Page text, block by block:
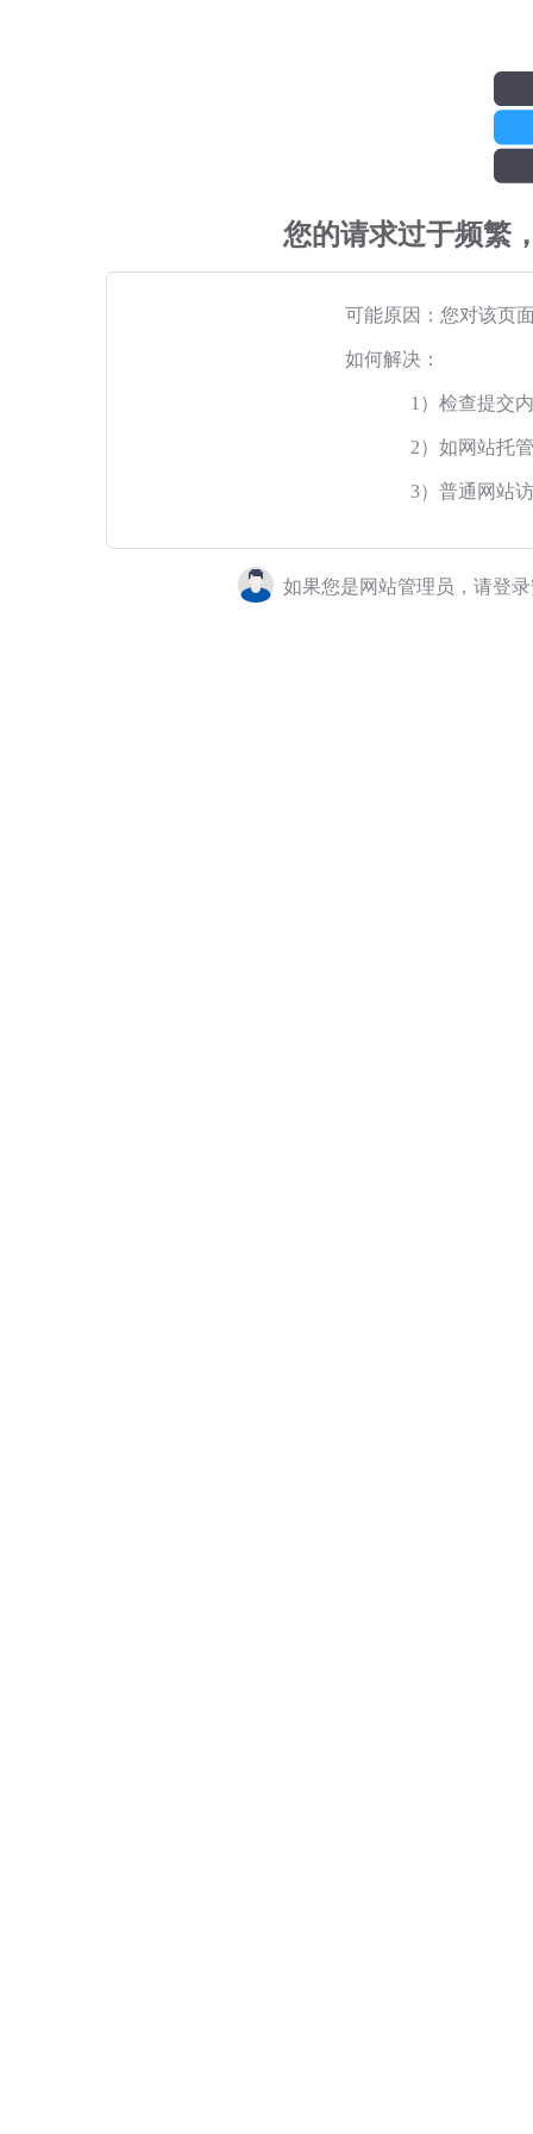
您的请求过于频繁
可能原因：您对该页
如何解决：
1）检查提交
2）如网站托
3）普通网站
如果您是网站管理员，请登